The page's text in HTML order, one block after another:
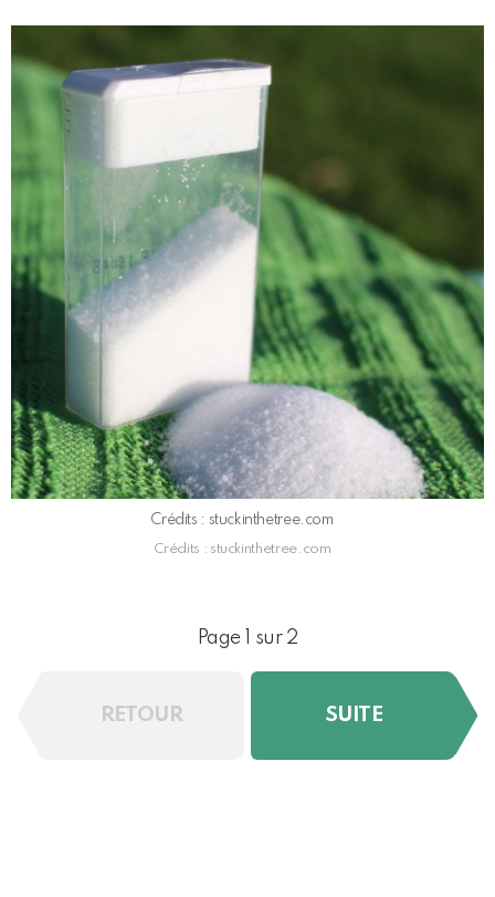
Crédits : stuckinthetree.com
Crédits : stuckinthetree.com
Page 1 sur 2
RETOUR SUITE